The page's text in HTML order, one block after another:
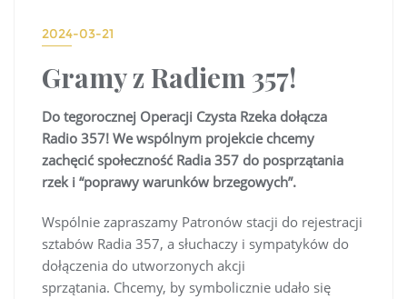
2024-03-21
Gramy z Radiem 357!
Do tegorocznej Operacji Czysta Rzeka dołącza
Radio 357! We wspólnym projekcie chcemy
zachęcić społeczność Radia 357 do posprzątania
rzek i “poprawy warunków brzegowych”.
Wspólnie zapraszamy Patronów stacji do rejestracji
sztabów Radia 357, a słuchaczy i sympatyków do
dołączenia do utworzonych akcji
sprzątania. Chcemy, by symbolicznie udało się